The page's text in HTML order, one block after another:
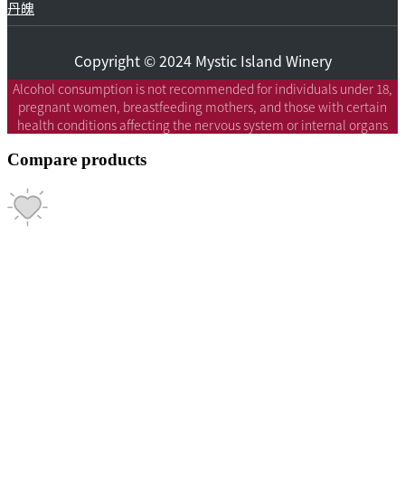
丹魄
Copyright © 2024 Mystic Island Winery
Alcohol consumption is not recommended for individuals under 18,
pregnant women, breastfeeding mothers, and those with certain
health conditions affecting the nervous system or internal organs
Compare products